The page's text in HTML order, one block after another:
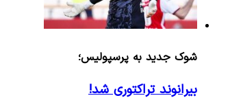
شوک جدید به پرسپولیس؛
بیرانوند تراکتوری شد!